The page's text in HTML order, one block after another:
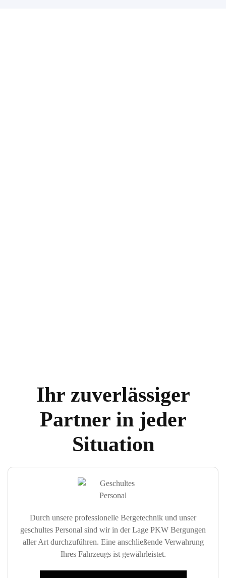
Ihr zuverlässiger
Partner in jeder
Situation
Durch unsere professionelle Bergetechnik und unser
geschultes Personal sind wir in der Lage PKW Bergungen
aller Art durchzuführen. Eine anschließende Verwahrung
Ihres Fahrzeugs ist gewährleistet.